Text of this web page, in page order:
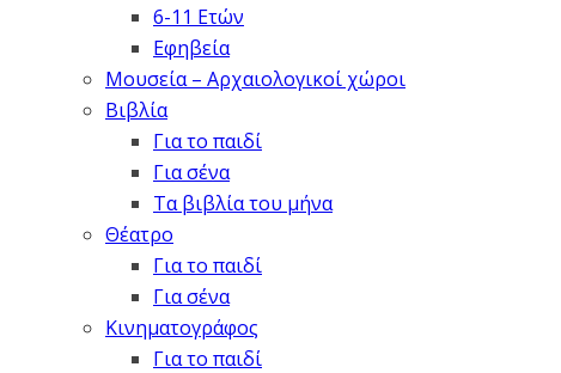
6-11 Ετών
Εφηβεία
Μουσεία – Αρχαιολογικοί χώροι
Βιβλία
Για το παιδί
Για σένα
Τα βιβλία του μήνα
Θέατρο
Για το παιδί
Για σένα
Κινηματογράφος
Για το παιδί